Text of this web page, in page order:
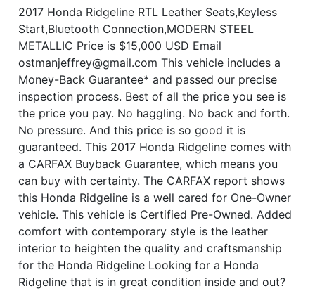
2017 Honda Ridgeline RTL Leather Seats,Keyless
Start,Bluetooth Connection,MODERN STEEL
METALLIC Price is $15,000 USD Email
ostmanjeffrey@gmail.com This vehicle includes a
Money-Back Guarantee* and passed our precise
inspection process. Best of all the price you see is
the price you pay. No haggling. No back and forth.
No pressure. And this price is so good it is
guaranteed. This 2017 Honda Ridgeline comes with
a CARFAX Buyback Guarantee, which means you
can buy with certainty. The CARFAX report shows
this Honda Ridgeline is a well cared for One-Owner
vehicle. This vehicle is Certified Pre-Owned. Added
comfort with contemporary style is the leather
interior to heighten the quality and craftsmanship
for the Honda Ridgeline Looking for a Honda
Ridgeline that is in great condition inside and out?